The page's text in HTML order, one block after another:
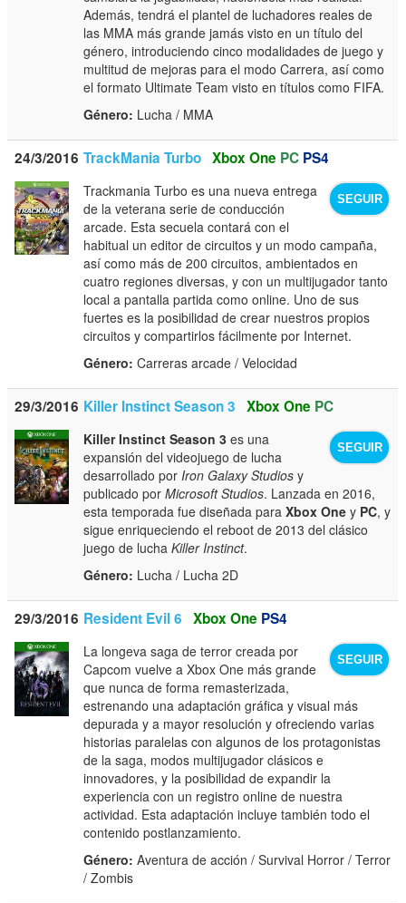
Además, tendrá el plantel de luchadores reales de
las MMA más grande jamás visto en un título del
género, introduciendo cinco modalidades de juego y
multitud de mejoras para el modo Carrera, así como
el formato Ultimate Team visto en títulos como FIFA.
Género: Lucha / MMA
24/3/2016 TrackMania Turbo Xbox One PC PS4
SEGUIR
Trackmania Turbo es una nueva entrega
de la veterana serie de conducción
arcade. Esta secuela contará con el
habitual un editor de circuitos y un modo campaña,
así como más de 200 circuitos, ambientados en
cuatro regiones diversas, y con un multijugador tanto
local a pantalla partida como online. Uno de sus
fuertes es la posibilidad de crear nuestros propios
circuitos y compartirlos fácilmente por Internet.
Género: Carreras arcade / Velocidad
29/3/2016 Killer Instinct Season 3 Xbox One PC
SEGUIR
Killer Instinct Season 3 es una
expansión del videojuego de lucha
desarrollado por Iron Galaxy Studios y
publicado porMicrosoft Studios. Lanzada en 2016,
esta temporada fue diseñada paraXbox One y PC, y
sigue enriqueciendo el reboot de 2013 del clásico
juego de luchaKiller Instinct.
Género: Lucha / Lucha 2D
29/3/2016 Resident Evil 6 Xbox One PS4
SEGUIR
La longeva saga de terror creada por
Capcom vuelve a Xbox One más grande
que nunca de forma remasterizada,
estrenando una adaptación gráfica y visual más
depurada y a mayor resolución y ofreciendo varias
historias paralelas con algunos de los protagonistas
de la saga, modos multijugador clásicos e
innovadores, y la posibilidad de expandir la
experiencia con un registro online de nuestra
actividad. Esta adaptación incluye también todo el
contenido postlanzamiento.
Género: Aventura de acción / Survival Horror / Terror
/ Zombis